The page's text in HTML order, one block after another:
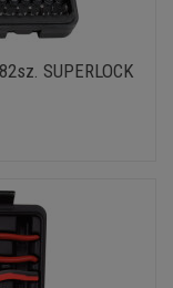
SUPERLOCK